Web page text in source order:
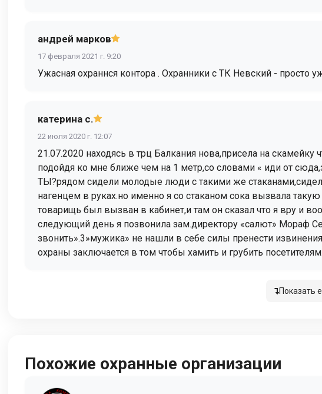
андрей марков
17 февраля 2021 г. 9:20
Ужасная охраннся контора . Охранники с ТК Невский - просто
катерина с.
22 июля 2020 г. 12:07
21.07.2020 находясь в трц Балкания нова,присела на
подойдя ко мне ближе чем на 1 метр,со словами « иди от
ТЫ?рядом сидели молодые люди с такими же
нагенцем в руках.но именно я со стаканом сока вызвала
товарищь был вызван в кабинет,и там он сказал что я вру и
следующий день я позвонила зам.директору «салют» Мораф
звонить».3»мужика» не нашли в себе силы пренести
охраны заключается в том чтобы хамить и грубить посетителям.
Показать
Похожие охранные организации